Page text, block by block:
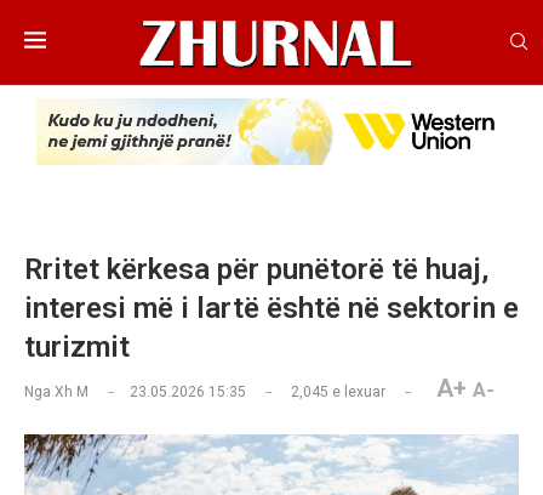
Rritet kërkesa për punëtorë të huaj,
interesi më i lartë është në sektorin e
turizmit
Nga Xh M 23.05.2026 15:35 2,045 e lexuar A+ A-